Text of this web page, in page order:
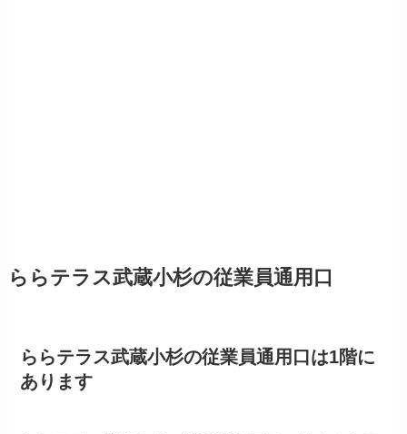
ららテラス武蔵小杉の従業員通用口
ららテラス武蔵小杉の従業員通用口は1階に
あります